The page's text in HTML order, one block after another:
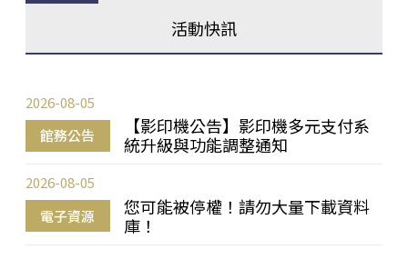
活動快訊
館務公告
【影印機公告】影印機多元支付系
統升級與功能調整通知
2026-08-05
電子資源
您可能被停權！請勿大量下載資料
庫！
2026-08-05